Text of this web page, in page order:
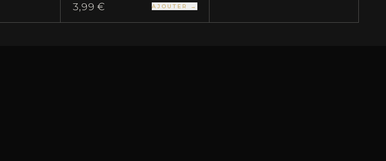
3,99 € AJOUTER →